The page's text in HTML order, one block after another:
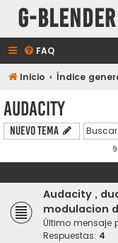
G-Blender
FAQ
Inicio Índice
Audacity
Nuevo Tema
Audacity ,
modulacion
Último mensaje
Respuestas: 4